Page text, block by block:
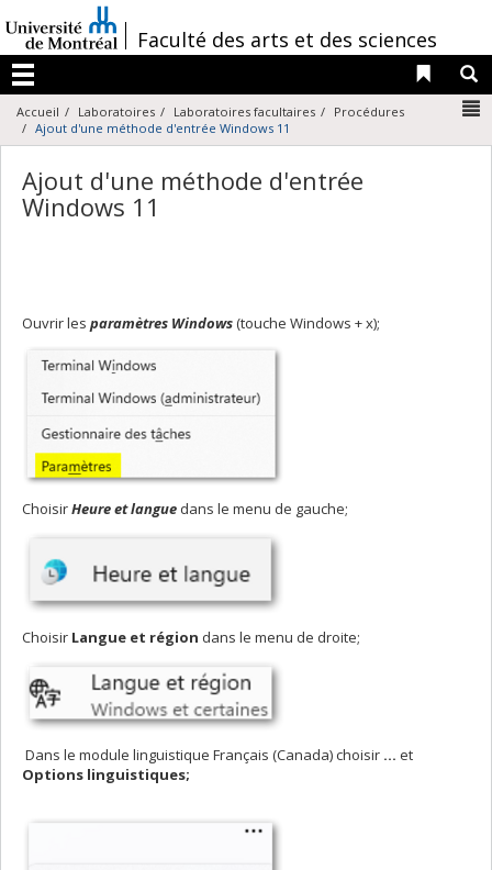
au
contenu
/Faculté des arts et des sciences
Menu
Liens
Accueil Laboratoires Laboratoires facultaires
Procédures
Ajout d'une méthode d'entrée Windows 11
Ajout d'une méthode d'entrée
Windows 11
Ouvrir les paramètres Windows(touche Windows + x);
ChoisirHeure et langue dans le menu de gauche;
Choisir Langue et région dans le menu de droite;
Dans le module linguistique Français (Canada) choisir ... et
Options linguistiques;